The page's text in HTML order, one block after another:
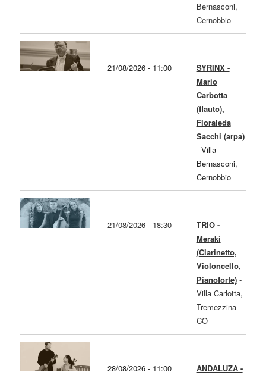
Bernasconi,
Cernobbio
21/08/2026 - 11:00
SYRINX -
Mario
Carbotta
(flauto),
Floraleda
Sacchi (arpa)
- Villa
Bernasconi,
Cernobbio
21/08/2026 - 18:30
TRIO -
Meraki
(Clarinetto,
Violoncello,
Pianoforte)-
Villa Carlotta,
Tremezzina
CO
28/08/2026 - 11:00
ANDALUZA -